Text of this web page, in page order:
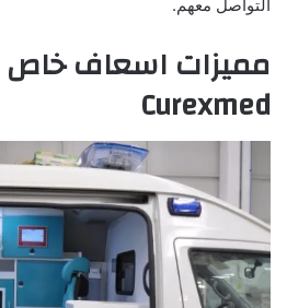
التواصل معهم.
مميزات اسعاف
Curexmed